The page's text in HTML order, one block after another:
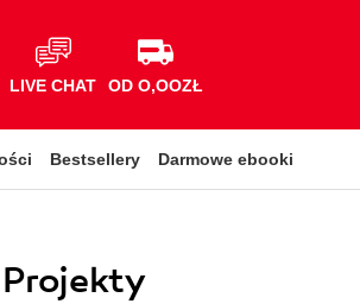
LIVE CHAT OD O,OOZŁ
Bestsellery Darmowe ebooki